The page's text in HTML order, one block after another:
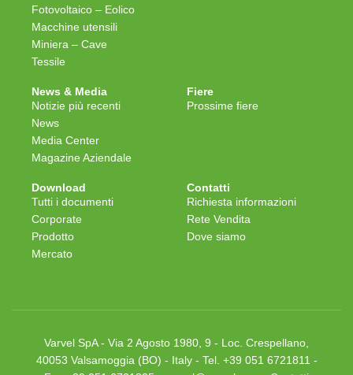
Fotovoltaico – Eolico
Macchine utensili
Miniera – Cave
Tessile
News & Media
Notizie più recenti
News
Media Center
Magazine Aziendale
Fiere
Prossime fiere
Download
Tutti i documenti
Corporate
Prodotto
Mercato
Contatti
Richiesta informazioni
Rete Vendita
Dove siamo
Varvel SpA - Via 2 Agosto 1980, 9 - Loc. Crespellano,
40053 Valsamoggia (BO) - Italy - Tel. +39 051 6721811 -